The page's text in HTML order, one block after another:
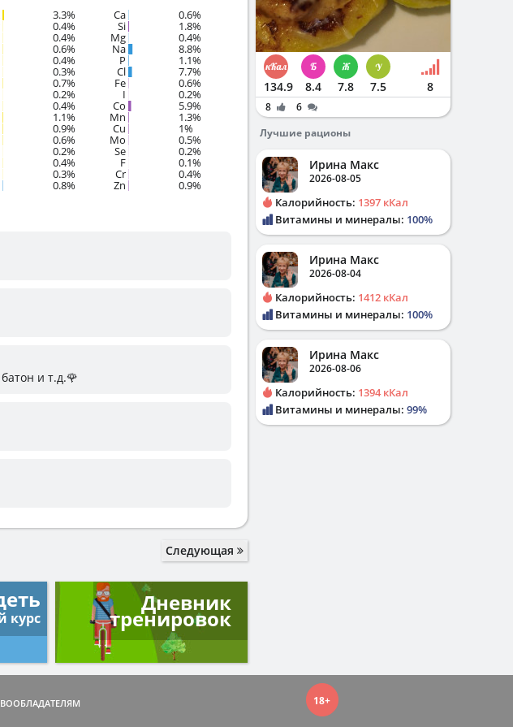
3.3%
0.4%
0.4%
0.6%
0.4%
0.3%
0.7%
0.2%
0.4%
1.1%
0.9%
0.6%
0.2%
0.4%
0.3%
0.8%
Ca 0.6%
Si 1.8%
Mg 0.4%
Na 8.8%
P 1.1%
Cl 7.7%
Fe 0.6%
I 0.2%
Co 5.9%
Mn 1.3%
Cu 1%
Mo 0.5%
Se 0.2%
F 0.1%
Cr 0.4%
Zn 0.9%
и т.д.🌹
Следующая
курс
Дневник
тренировок
134.9 8.4 7.8 7.5 8
8
6
Лучшие рационы
Ирина Макс
2026-08-05
Калорийность: 1397 кКал
Витамины и минералы: 100%
Ирина Макс
2026-08-04
Калорийность: 1412 кКал
Витамины и минералы: 100%
Ирина Макс
2026-08-06
Калорийность: 1394 кКал
Витамины и минералы: 99%
18+